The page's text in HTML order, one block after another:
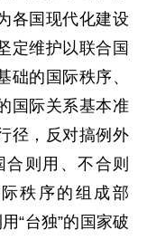
各国现代化建设
定维护以联合国
础的国际秩序、
国际关系基本准
径，反对搞例外
则用、不合则
秩序的组成部
“台独”的国家破